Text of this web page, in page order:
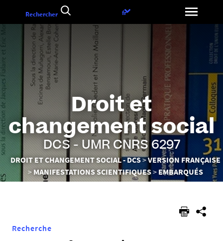
Droit et
changement social
DCS - UMR CNRS 6297
Vous
ici :
DROIT ET CHANGEMENT SOCIAL - DCS
VERSION FRANÇAISE
MANIFESTATIONS SCIENTIFIQUES
EMBARQUÉS
Rechercher
Choix
fr
Recherche